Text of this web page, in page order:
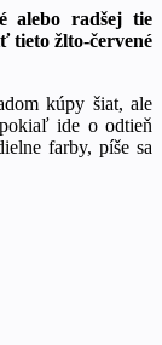
alebo radšej tie
tieto žlto-červené
kúpy šiat, ale
ide o odtieň
farby, píše sa